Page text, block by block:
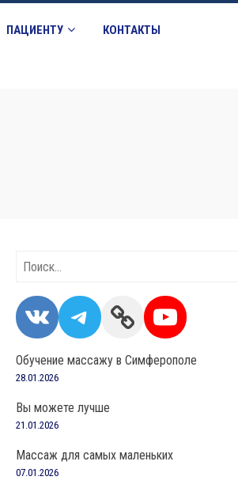
ПАЦИЕНТУ КОНТАКТЫ
Поиск
VK Telegram
LinkYouTube
Обучение массажу в Симферополе
28.01.2026
Вы можете лучше
21.01.2026
Массаж для самых маленьких
07.01.2026